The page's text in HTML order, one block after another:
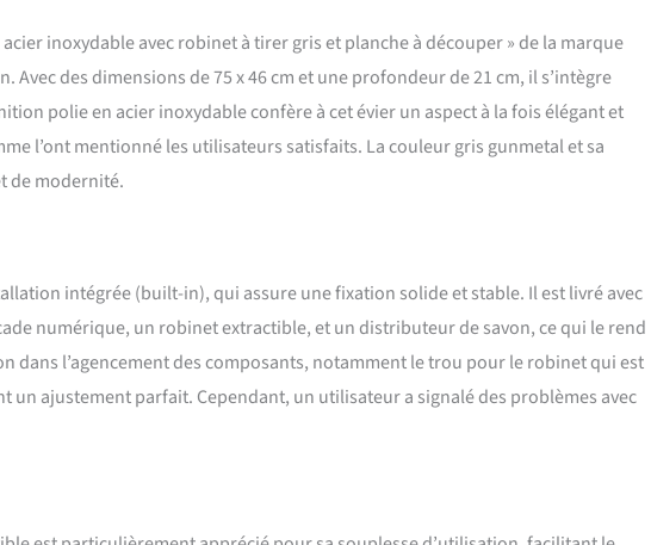
inoxydable avec robinet à tirer gris et planche à découper » de la marque
Avec des dimensions de 75 x 46 cm et une profondeur de 21 cm, il s’intègre
polie en acier inoxydable confère à cet évier un aspect à la fois élégant et
l’ont mentionné les utilisateurs satisfaits. La couleur gris gunmetal et sa
de modernité.
intégrée (built-in), qui assure une fixation solide et stable. Il est livré avec
numérique, un robinet extractible, et un distributeur de savon, ce qui le rend
dans l’agencement des composants, notamment le trou pour le robinet qui est
ajustement parfait. Cependant, un utilisateur a signalé des problèmes avec